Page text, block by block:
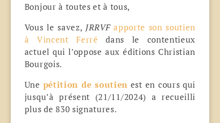
Bonjour à toutes et à tous,
Vous le savez, JRRVF apporte son soutien
à Vincent Ferré dans le contentieux
actuel qui l’oppose aux éditions Christian
Bourgois.
Une pétition de soutien est en cours qui
jusqu’à présent (21/11/2024) a recueilli
plus de 830 signatures.